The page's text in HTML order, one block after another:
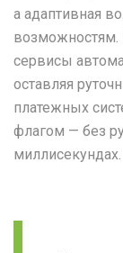
а адаптивная
возможностям.
сервисы
оставляя
платежных
флагом — без
миллисекундах.